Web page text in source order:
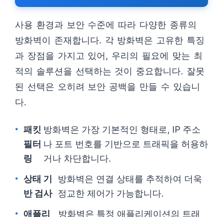
사용 환경과 보안 수준에 따라 다양한 종류의
방화벽이 존재합니다. 각 방화벽은 고유한 특징
과 장점을 가지고 있어, 우리의 필요에 맞는 최
적의 솔루션을 선택하는 것이 중요합니다. 잘못
된 선택은 오히려 보안 공백을 만들 수 있습니
다.
패킷
필터
링
방화벽은 가장 기본적인 형태로, IP 주소
나 포트 번호를 기반으로 트래픽을 허용하
거나 차단합니다.
상태 기
반 검사
방화벽은 연결 상태를 추적하여 더욱
정교한 제어가 가능합니다.
애플리
방화벽은 특정 애플리케이션의 트래